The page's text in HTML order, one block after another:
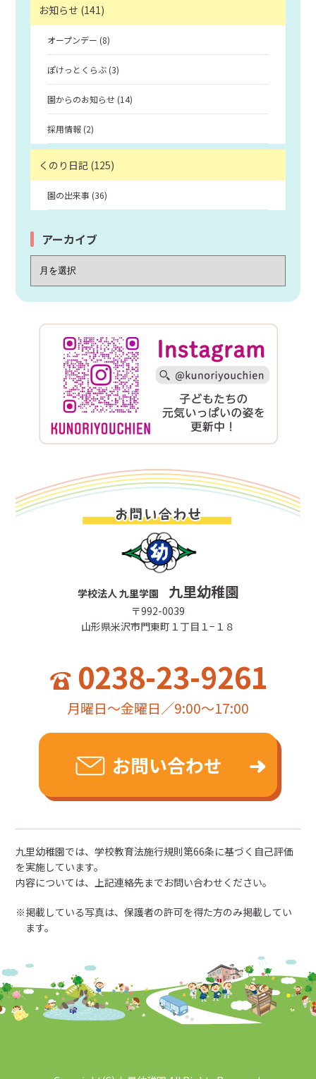
利用時間
定員
経費
入園の流れ
トピックス
くのり日記
概要
アクセス
お問い合わせ
0238-23-9261
月曜日～金曜日／9:00～17:00
お問い合わせ
webからのお問い合わせは
24時間受付中
お知らせ (141)
オープンデー (8)
ぽけっとくらぶ (3)
園からのお知らせ (14)
採用情報 (2)
くのり日記 (125)
園の出来事 (36)
アーカイブ
学校法人 九里学園 九里幼稚園
〒992-0039
山形県米沢市門東町１丁目１−１８
0238-23-9261
月曜日～金曜日／9:00～17:00
お問い合わせ
九里幼稚園では、学校教育法施行規則第66条に基づく自己評価
を実施しています。
内容については、上記連絡先までお問い合わせください。
掲載している写真は、保護者の許可を得た方のみ掲載してい
ます。